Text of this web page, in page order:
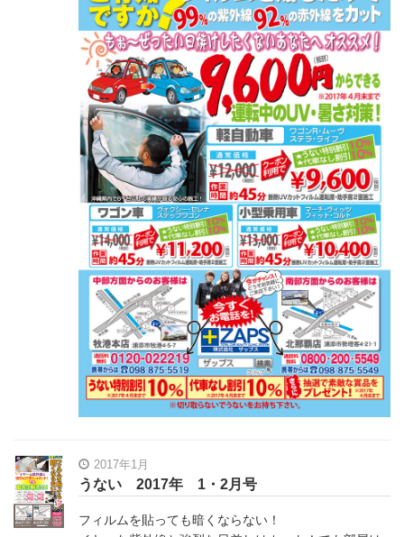
2017年1月
うない 2017年 1・2月号
フィルムを貼っても暗くならない！